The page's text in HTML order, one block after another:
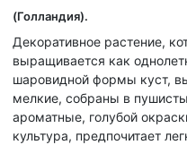
(Голландия).
Декоративное растение,
выращивается как
шаровидной формы куст,
мелкие, собраны в
ароматные, голубой
культура, предпочитает